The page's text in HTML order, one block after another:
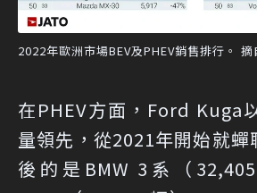
2022年歐洲市場BEV及PHEV銷售排行。
在PHEV方面，Ford Kuga
量領先，從2021年開始就蟬
後的是BMW 3系（